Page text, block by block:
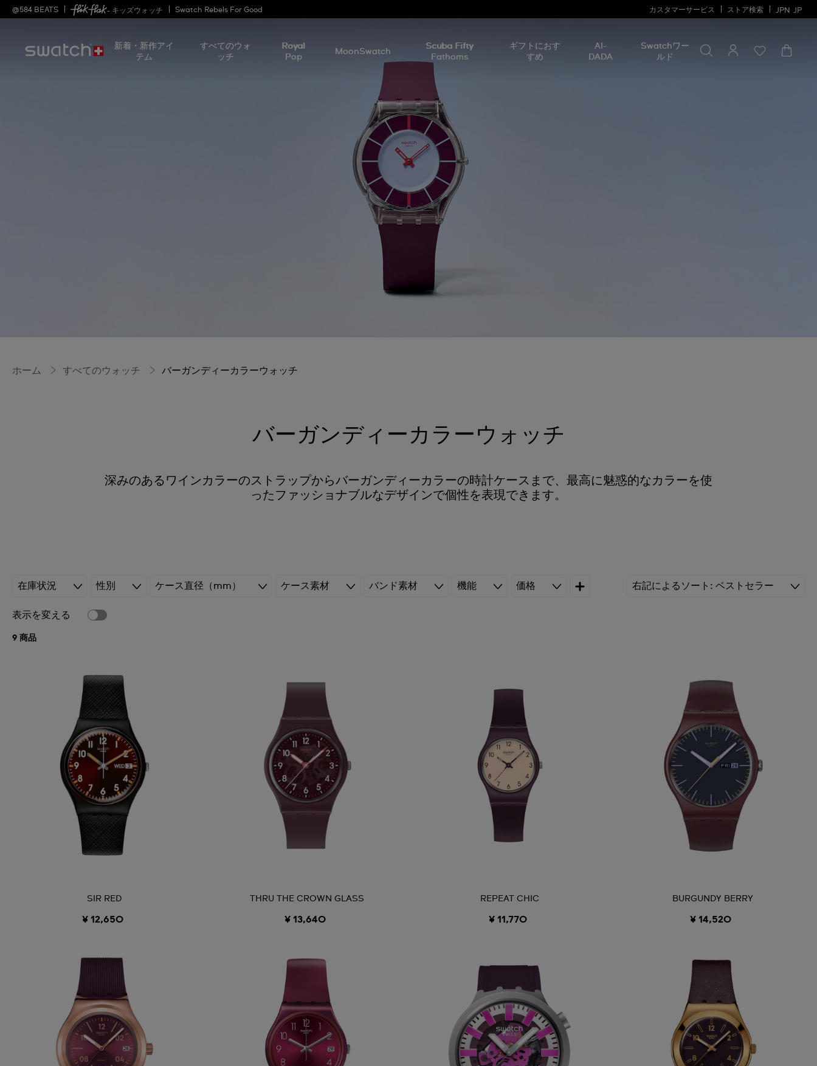
@584 BEATS - キッズウォッチ Swatch Rebels For Good カスタマーサービス ストア検索 JPN JP
新着・新作アイ
テム
すべてのウォ
ッチ
Royal
Pop
MoonSwatch
Scuba Fifty
Fathoms
ギフトにおす
すめ
AI-
DADA
Swatchワー
ルド
か
を
ホーム すべてのウォッチ バーガンディーカラーウォッチ
バーガンディーカラーウォッチ
深みのあるワインカラーのストラップからバーガンディーカラーの時計ケースまで、最高に魅惑的なカラーを使
ったファッショナブルなデザインで個性を表現できます。
在庫状況 性別 ケース直径（mm） ケース素材 バンド素材 機能 価格 右記によるソート ベストセラー
表示を変える
9 商品
SIR RED
¥ 12,650
THRU THE CROWN GLASS
¥ 13,640
REPEAT CHIC
¥ 11,770
BURGUNDY BERRY
¥ 14,520